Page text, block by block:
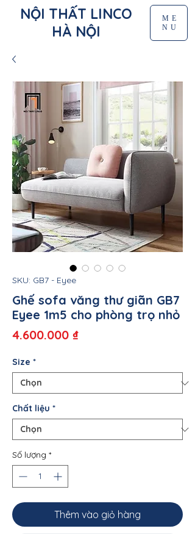
NỘI THẤT LINCO
HÀ NỘI
ME
NU
SKU: GB7 - Eyee
Ghế sofa văng thư giãn GB7
Eyee 1m5 cho phòng trọ nhỏ
4.600.000 ₫Giá
Size *
Chất liệu *
Số lượng *
Thêm vào giỏ hàng